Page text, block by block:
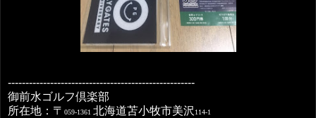
-----------------------------------------------------
御前水ゴルフ倶楽部
所在地：〒 059-1361 北海道苫小牧市美沢 114-1